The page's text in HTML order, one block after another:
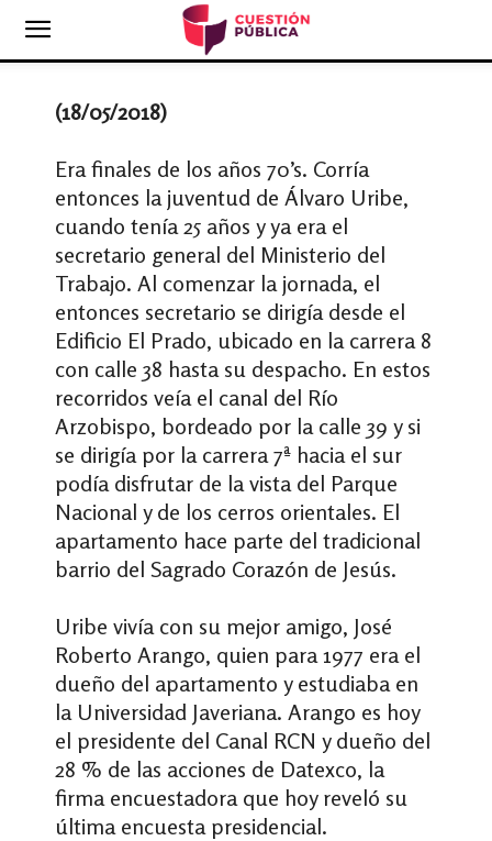
(18/05/2018)
Era finales de los años 70’s. Corría
entonces la juventud de Álvaro Uribe,
cuando tenía 25 años y ya era el
secretario general del Ministerio del
Trabajo. Al comenzar la jornada, el
entonces secretario se dirigía desde el
Edificio El Prado, ubicado en la carrera 8
con calle 38 hasta su despacho. En estos
recorridos veía el canal del Río
Arzobispo, bordeado por la calle 39 y si
se dirigía por la carrera 7ª hacia el sur
podía disfrutar de la vista del Parque
Nacional y de los cerros orientales. El
apartamento hace parte del tradicional
barrio del Sagrado Corazón de Jesús.
Uribe vivía con su mejor amigo, José
Roberto Arango, quien para 1977 era el
dueño del apartamento y estudiaba en
la Universidad Javeriana. Arango es hoy
el presidente del Canal RCN y dueño del
28 % de las acciones de Datexco, la
firma encuestadora que hoy reveló su
última encuesta presidencial.